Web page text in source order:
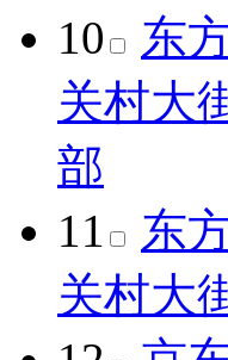
10 东
关村大
部
11
东
关村大